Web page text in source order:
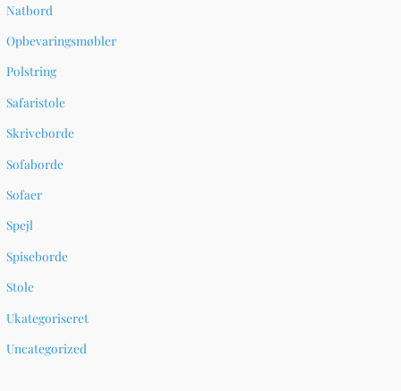
Natbord
Opbevaringsmøbler
Polstring
Safaristole
Skriveborde
Sofaborde
Sofaer
Spejl
Spiseborde
Stole
Ukategoriseret
Uncategorized